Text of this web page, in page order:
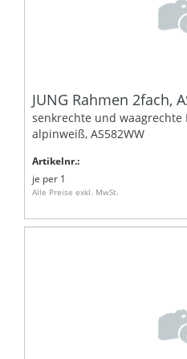
JUNG Rahmen 2fach,
senkrechte und waagrechte
alpinweiß, AS582WW
Artikelnr.:
je per 1
Alle Preise exkl. MwSt.